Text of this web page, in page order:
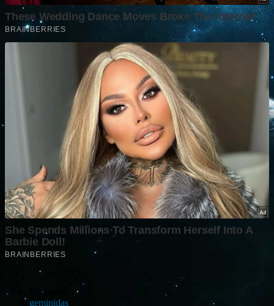
Etiquetas
geminidas